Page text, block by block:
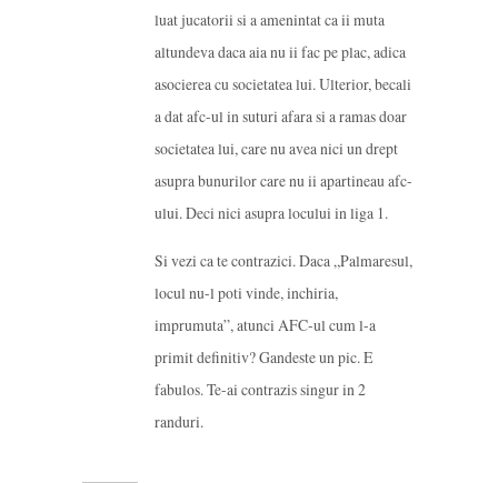
luat jucatorii si a amenintat ca ii muta
altundeva daca aia nu ii fac pe plac, adica
asocierea cu societatea lui. Ulterior, becali
a dat afc-ul in suturi afara si a ramas doar
societatea lui, care nu avea nici un drept
asupra bunurilor care nu ii apartineau afc-
ului. Deci nici asupra locului in liga 1.
Si vezi ca te contrazici. Daca „Palmaresul,
locul nu-l poti vinde, inchiria,
imprumuta”, atunci AFC-ul cum l-a
primit definitiv? Gandeste un pic. E
fabulos. Te-ai contrazis singur in 2
randuri.